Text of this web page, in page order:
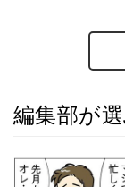
編集部が